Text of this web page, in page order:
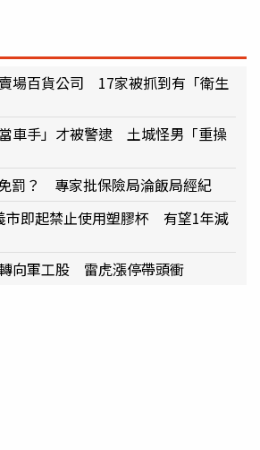
場百貨公司 17家被抓到有「衛生
車手」才被警逮 土城怪男「重操
罰？ 專家批保險局淪飯局經紀
市即起禁止使用塑膠杯 有望1年減
向軍工股 雷虎漲停帶頭衝